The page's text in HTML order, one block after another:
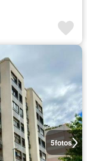
5fotos